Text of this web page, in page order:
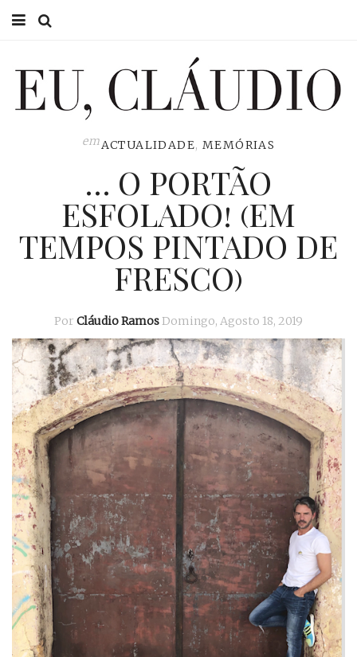
EU CLÁUDIO
EU, PAI
ACTUALIDADE
emACTUALIDADE, MEMÓRIAS
… O PORTÃO
ESFOLADO! (EM
TEMPOS PINTADO DE
FRESCO)
Por Cláudio RamosDomingo, Agosto 18, 2019